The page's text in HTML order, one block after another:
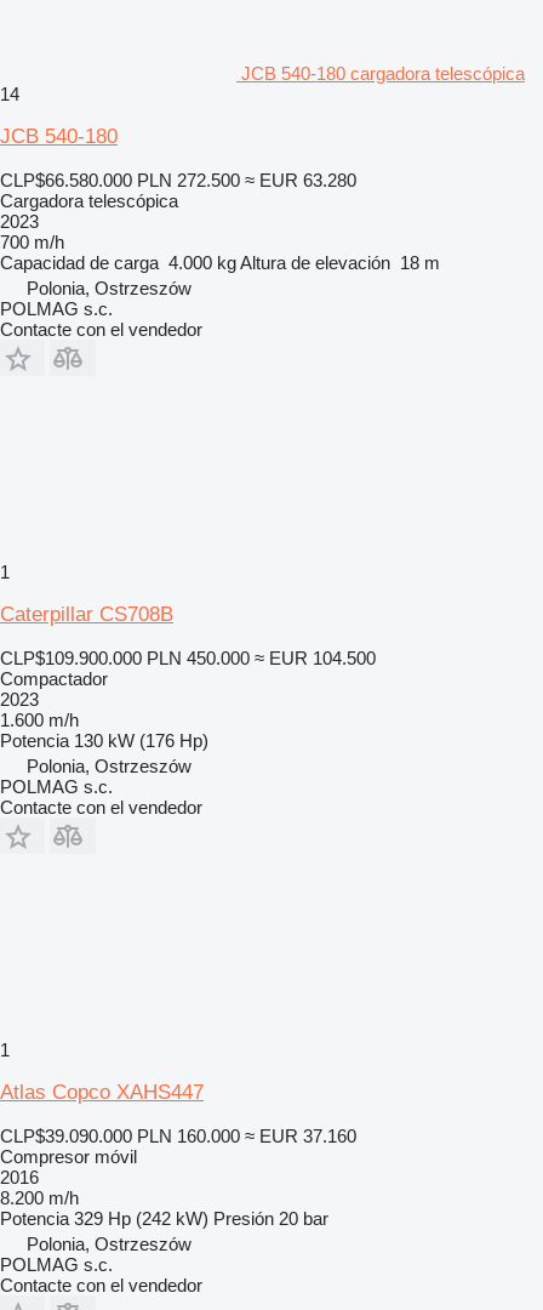
JCB 540-180 cargadora telescópica
14
JCB 540-180
CLP$66.580.000 PLN 272.500 ≈ EUR 63.280
Cargadora telescópica
2023
700 m/h
Capacidad de carga 4.000 kgAltura de elevación 18 m
Polonia, Ostrzeszów
POLMAG s.c.
Contacte con el vendedor
1
Caterpillar CS708B
CLP$109.900.000 PLN 450.000 ≈ EUR 104.500
Compactador
2023
1.600 m/h
Potencia 130 kW (176 Hp)
Polonia, Ostrzeszów
POLMAG s.c.
Contacte con el vendedor
1
Atlas Copco XAHS447
CLP$39.090.000 PLN 160.000 ≈ EUR 37.160
Compresor móvil
2016
8.200 m/h
Potencia 329 Hp (242 kW) Presión 20 bar
Polonia, Ostrzeszów
POLMAG s.c.
Contacte con el vendedor